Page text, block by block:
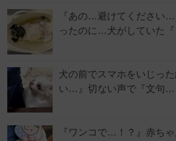
『あの…避けてください
ったのに…犬がしていた
犬の前でスマホをいじっ
い…』切ない声で『文句…
『ワンコで…！？』赤ち